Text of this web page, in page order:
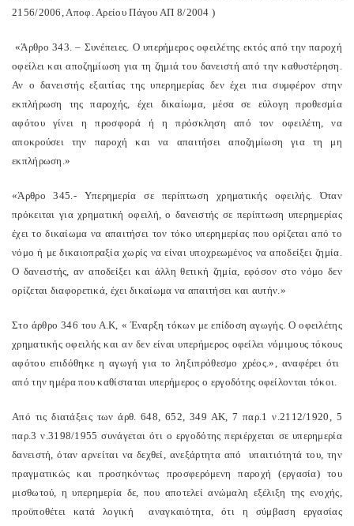
2156/2006, Αποφ. Αρείου Πάγου ΑΠ 8/2004 )
«Άρθρο 343. – Συνέπειες. Ο υπερήμερος οφειλέτης εκτός από την παροχή
οφείλει και αποζημίωση για τη ζημιά του δανειστή από την καθυστέρηση.
Αν ο δανειστής εξαιτίας της υπερημερίας δεν έχει πια συμφέρον στην
εκπλήρωση της παροχής, έχει δικαίωμα, μέσα σε εύλογη προθεσμία
αφότου γίνει η προσφορά ή η πρόσκληση από τον οφειλέτη, να
αποκρούσει την παροχή και να απαιτήσει αποζημίωση για τη μη
εκπλήρωση.»
«Άρθρο 345.- Υπερημερία σε περίπτωση χρηματικής οφειλής. Όταν
πρόκειται για χρηματική οφειλή, ο δανειστής σε περίπτωση υπερημερίας
έχει το δικαίωμα να απαιτήσει τον τόκο υπερημερίας που ορίζεται από το
νόμο ή με δικαιοπραξία χωρίς να είναι υποχρεωμένος να αποδείξει ζημία.
Ο δανειστής, αν αποδείξει και άλλη θετική ζημία, εφόσον στο νόμο δεν
ορίζεται διαφορετικά, έχει δικαίωμα να απαιτήσει και αυτήν.»
Στο άρθρο 346 του Α.Κ, « Έναρξη τόκων με επίδοση αγωγής. Ο οφειλέτης
χρηματικής οφειλής και αν δεν είναι υπερήμερος οφείλει νόμιμους τόκους
αφότου επιδόθηκε η αγωγή για το ληξιπρόθεσμο χρέος.», αναφέρει ότι
από την ημέρα που καθίσταται υπερήμερος ο εργοδότης οφείλονται τόκοι.
Από τις διατάξεις των άρθ. 648, 652, 349 ΑΚ, 7 παρ.1 ν.2112/1920, 5
παρ.3 ν.3198/1955 συνάγεται ότι ο εργοδότης περιέρχεται σε υπερημερία
δανειστή, όταν αρνείται να δεχθεί, ανεξάρτητα από υπαιτιότητά του, την
πραγματικώς και προσηκόντως προσφερόμενη παροχή (εργασία) του
μισθωτού, η υπερημερία δε, που αποτελεί ανώμαλη εξέλιξη της ενοχής,
προϋποθέτει κατά λογική αναγκαιότητα, ότι η σύμβαση εργασίας